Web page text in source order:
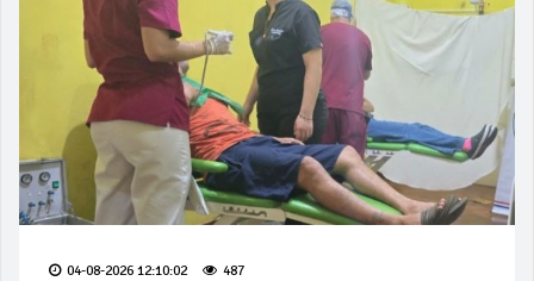
04-08-2026 12:10:02 487